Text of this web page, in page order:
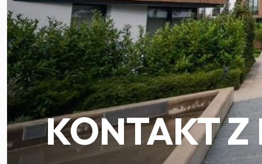
KONTAKT